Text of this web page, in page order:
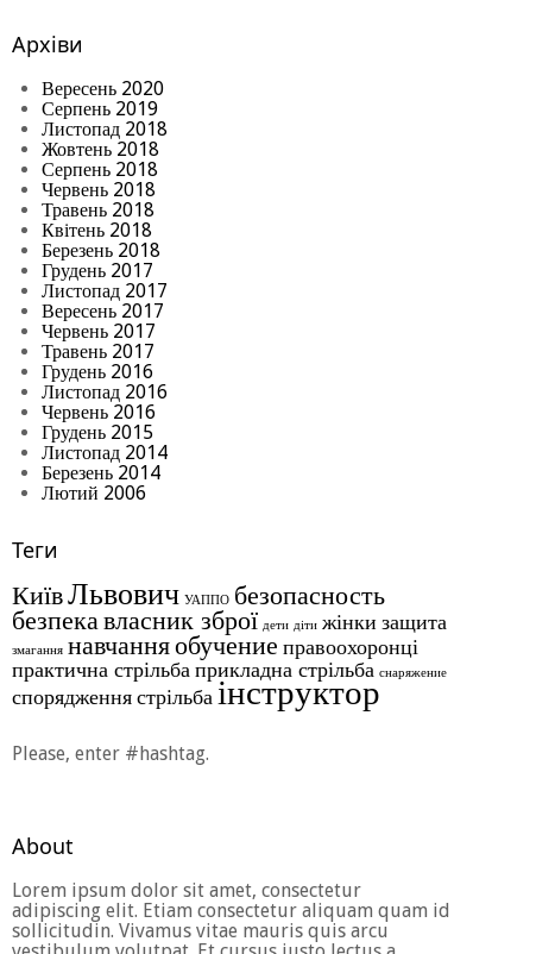
Архіви
Вересень 2020
Серпень 2019
Листопад 2018
Жовтень 2018
Серпень 2018
Червень 2018
Травень 2018
Квітень 2018
Березень 2018
Грудень 2017
Листопад 2017
Вересень 2017
Червень 2017
Травень 2017
Грудень 2016
Листопад 2016
Червень 2016
Грудень 2015
Листопад 2014
Березень 2014
Лютий 2006
Теги
КиївЛьвович УАППО безопасность
безпекавласник зброї дети діти жінки защита
змагання навчанняобучение правоохоронці
практична стрільба прикладна стрільба снаряжение
спорядження стрільба інструктор
Please, enter #hashtag.
About
Lorem ipsum dolor sit amet, consectetur
adipiscing elit. Etiam consectetur aliquam quam id
sollicitudin. Vivamus vitae mauris quis arcu